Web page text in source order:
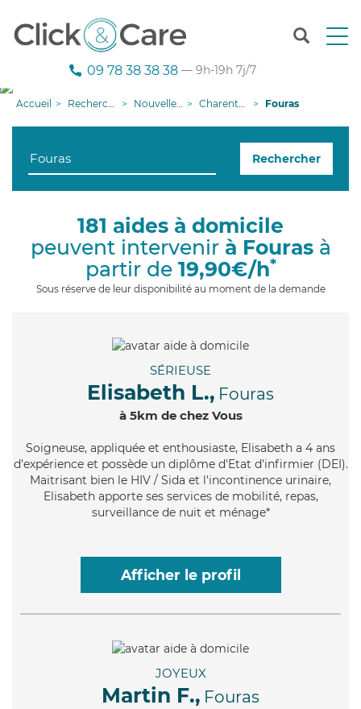
T
n
g
09 78 38 38 38 — 9h-19h 7j/7
Accueil Recherche aide à domicile Nouvelle-Aquitaine Charente-Maritime Fouras
Rechercher
181 aides à domicile
peuvent intervenir à Fourasà
partir de 19,90€/h*
Sous réserve de leur disponibilité au moment de la demande
SÉRIEUSE
Elisabeth L., Fouras
à 5km de chez Vous
Soigneuse, appliquée et enthousiaste, Elisabeth a 4 ans
d'expérience et possède un diplôme d'Etat d'infirmier (DEI).
Maitrisant bien le HIV / Sida et l'incontinence urinaire,
Elisabeth apporte ses services de mobilité, repas,
surveillance de nuit et ménage*
Afficher le profil
JOYEUX
Martin F., Fouras